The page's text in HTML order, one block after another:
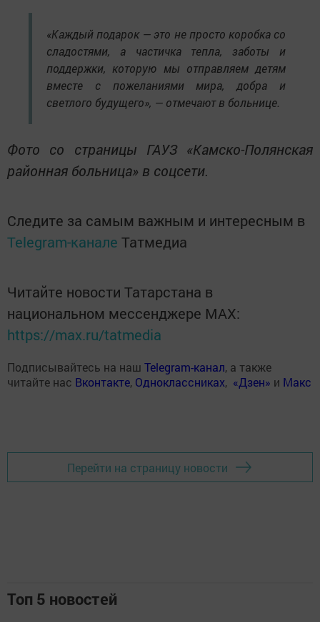
«Каждый подарок — это не просто коробка со
сладостями, а частичка тепла, заботы и
поддержки, которую мы отправляем детям
вместе с пожеланиями мира, добра и
светлого будущего», — отмечают в больнице.
Фото со страницы ГАУЗ «Камско-Полянская
районная больница» в соцсети.
Следите за самым важным и интересным в
Telegram-канале Татмедиа
Читайте новости Татарстана в
национальном мессенджере MАХ:
https://max.ru/tatmedia
Подписывайтесь на наш Telegram-канал, а также
читайте нас Вконтакте, Одноклассниках, «Дзен» и Макс
Перейти на страницу новости
Топ 5 новостей